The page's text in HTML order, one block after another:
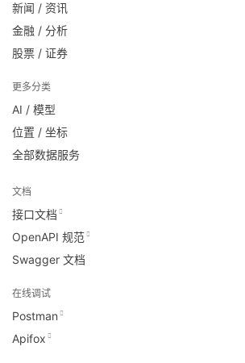
新闻 / 资讯
金融 / 分析
股票 / 证券
更多分类
AI / 模型
位置 / 坐标
全部数据服务
文档
接口文档
OpenAPI 规范
Swagger 文档
在线调试
Postman
Apifox